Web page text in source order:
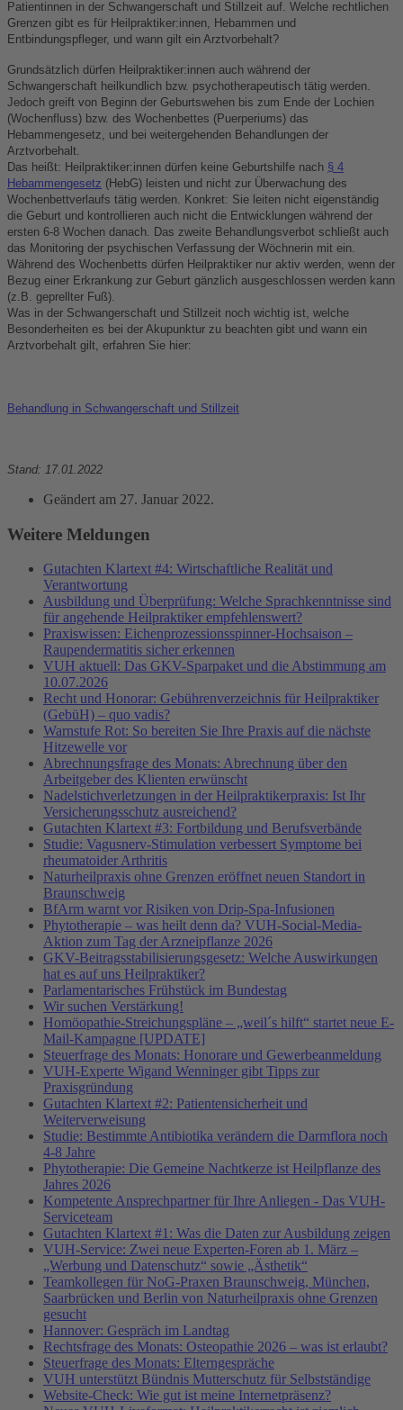
Patientinnen in der Schwangerschaft und Stillzeit auf. Welche rechtlichen
Grenzen gibt es für Heilpraktiker:innen, Hebammen und
Entbindungspfleger, und wann gilt ein Arztvorbehalt?
Grundsätzlich dürfen Heilpraktiker:innen auch während der
Schwangerschaft heilkundlich bzw. psychotherapeutisch tätig werden.
Jedoch greift von Beginn der Geburtswehen bis zum Ende der Lochien
(Wochenfluss) bzw. des Wochenbettes (Puerperiums) das
Hebammengesetz, und bei weitergehenden Behandlungen der
Arztvorbehalt.
Das heißt: Heilpraktiker:innen dürfen keine Geburtshilfe nach § 4
Hebammengesetz (HebG) leisten und nicht zur Überwachung des
Wochenbettverlaufs tätig werden. Konkret: Sie leiten nicht eigenständig
die Geburt und kontrollieren auch nicht die Entwicklungen während der
ersten 6-8 Wochen danach. Das zweite Behandlungsverbot schließt auch
das Monitoring der psychischen Verfassung der Wöchnerin mit ein.
Während des Wochenbetts dürfen Heilpraktiker nur aktiv werden, wenn der
Bezug einer Erkrankung zur Geburt gänzlich ausgeschlossen werden kann
(z.B. geprellter Fuß).
Was in der Schwangerschaft und Stillzeit noch wichtig ist, welche
Besonderheiten es bei der Akupunktur zu beachten gibt und wann ein
Arztvorbehalt gilt, erfahren Sie hier:
Behandlung in Schwangerschaft und Stillzeit
Stand: 17.01.2022
Geändert am 27. Januar 2022.
Weitere Meldungen
Gutachten Klartext #4: Wirtschaftliche Realität und
Verantwortung
Ausbildung und Überprüfung: Welche Sprachkenntnisse sind
für angehende Heilpraktiker empfehlenswert?
Praxiswissen: Eichenprozessionsspinner-Hochsaison –
Raupendermatitis sicher erkennen
VUH aktuell: Das GKV-Sparpaket und die Abstimmung am
10.07.2026
Recht und Honorar: Gebührenverzeichnis für Heilpraktiker
(GebüH) – quo vadis?
Warnstufe Rot: So bereiten Sie Ihre Praxis auf die nächste
Hitzewelle vor
Abrechnungsfrage des Monats: Abrechnung über den
Arbeitgeber des Klienten erwünscht
Nadelstichverletzungen in der Heilpraktikerpraxis: Ist Ihr
Versicherungsschutz ausreichend?
Gutachten Klartext #3: Fortbildung und Berufsverbände
Studie: Vagusnerv-Stimulation verbessert Symptome bei
rheumatoider Arthritis
Naturheilpraxis ohne Grenzen eröffnet neuen Standort in
Braunschweig
BfArm warnt vor Risiken von Drip-Spa-Infusionen
Phytotherapie – was heilt denn da? VUH-Social-Media-
Aktion zum Tag der Arzneipflanze 2026
GKV-Beitragsstabilisierungsgesetz: Welche Auswirkungen
hat es auf uns Heilpraktiker?
Parlamentarisches Frühstück im Bundestag
Wir suchen Verstärkung!
Homöopathie-Streichungspläne – „weil´s hilft“ startet neue E-
Mail-Kampagne [UPDATE]
Steuerfrage des Monats: Honorare und Gewerbeanmeldung
VUH-Experte Wigand Wenninger gibt Tipps zur
Praxisgründung
Gutachten Klartext #2: Patientensicherheit und
Weiterverweisung
Studie: Bestimmte Antibiotika verändern die Darmflora noch
4-8 Jahre
Phytotherapie: Die Gemeine Nachtkerze ist Heilpflanze des
Jahres 2026
Kompetente Ansprechpartner für Ihre Anliegen - Das VUH-
Serviceteam
Gutachten Klartext #1: Was die Daten zur Ausbildung zeigen
VUH-Service: Zwei neue Experten-Foren ab 1. März –
„Werbung und Datenschutz“ sowie „Ästhetik“
Teamkollegen für NoG-Praxen Braunschweig, München,
Saarbrücken und Berlin von Naturheilpraxis ohne Grenzen
gesucht
Hannover: Gespräch im Landtag
Rechtsfrage des Monats: Osteopathie 2026 – was ist erlaubt?
Steuerfrage des Monats: Elterngespräche
VUH unterstützt Bündnis Mutterschutz für Selbstständige
Website-Check: Wie gut ist meine Internetpräsenz?